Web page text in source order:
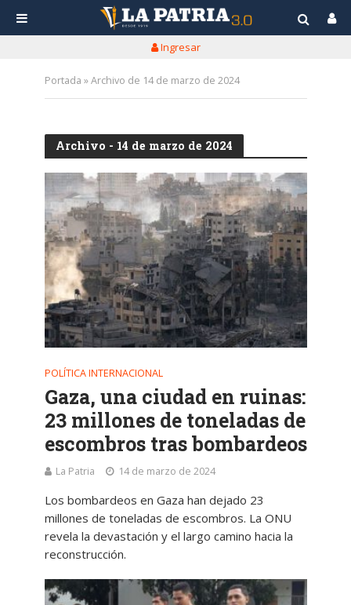
Ingresar
Portada »Archivo de 14 de marzo de 2024
Archivo - 14 de marzo de 2024
POLÍTICA INTERNACIONAL
Gaza, una ciudad en ruinas:
23 millones de toneladas de
escombros tras bombardeos
La Patria 14 de marzo de 2024
Los bombardeos en Gaza han dejado 23
millones de toneladas de escombros. La ONU
revela la devastación y el largo camino hacia la
reconstrucción.